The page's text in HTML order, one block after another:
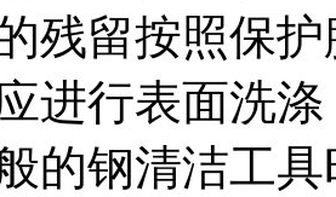
残留按照保
进行表面洗
的钢清洁工